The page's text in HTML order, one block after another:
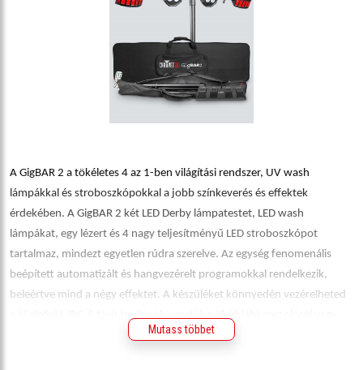
A GigBAR 2 a tökéletes 4 az 1-ben világítási rendszer, UV wash
lámpákkal és stroboszkópokkal a jobb színkeverés és effektek
érdekében. A GigBAR 2 két LED Derby lámpatestet, LED wash
lámpákat, egy lézert és 4 nagy teljesítményű LED stroboszkópot
tartalmaz, mindezt egyetlen rúdra szerelve. Az egység fenomenális
beépített automatizált és hangvezérelt programokkal rendelkezik,
beleértve mind a négy effektet. A készüléket könnyedén vezérelheted
DMX-ről, hogy a bulidat magasabb szintre emeld. Több egység
Mutass többet